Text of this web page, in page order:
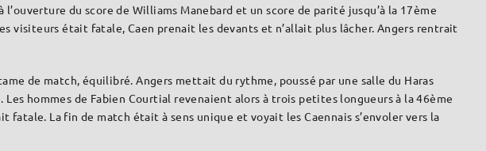
du score de Williams Manebard et un score de parité jusqu’à la 17ème
visiteurs était fatale, Caen prenait les devants et n’allait plus lâcher. Angers rentrait
de match, équilibré. Angers mettait du rythme, poussé par une salle du Haras
hommes de Fabien Courtial revenaient alors à trois petites longueurs à la 46ème
La fin de match était à sens unique et voyait les Caennais s’envoler vers la